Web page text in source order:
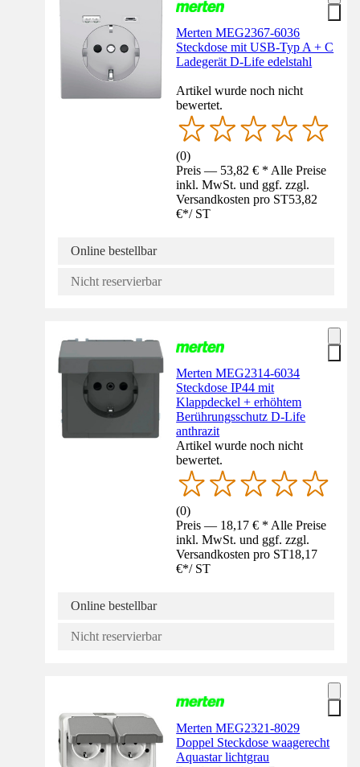
Merten MEG2367-6036
Steckdose mit USB-Typ A + C
Ladegerät D-Life edelstahl
Artikel wurde noch nicht
bewertet.
(0)
Preis — 53,82 € * Alle Preise
inkl. MwSt. und ggf. zzgl.
Versandkosten pro ST53,82
€*/ ST
Online bestellbar
Nicht reservierbar
Merten MEG2314-6034
Steckdose IP44 mit
Klappdeckel + erhöhtem
Berührungsschutz D-Life
anthrazit
Artikel wurde noch nicht
bewertet.
(0)
Preis — 18,17 € * Alle Preise
inkl. MwSt. und ggf. zzgl.
Versandkosten pro ST18,17
€*/ ST
Online bestellbar
Nicht reservierbar
Merten MEG2321-8029
Doppel Steckdose waagerecht
Aquastar lichtgrau